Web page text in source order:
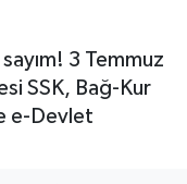
3 Temmuz
SSK, Bağ-Kur
e-Devlet